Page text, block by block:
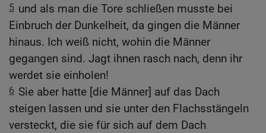
5 und als man die Tore schließen musste bei
Einbruch der Dunkelheit, da gingen die Männer
hinaus. Ich weiß nicht, wohin die Männer
gegangen sind. Jagt ihnen rasch nach, denn ihr
werdet sie einholen!
6 Sie aber hatte [die Männer] auf das Dach
steigen lassen und sie unter den Flachsstängeln
versteckt, die sie für sich auf dem Dach